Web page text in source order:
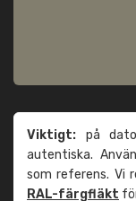
Viktigt: på
autentiska.
som referens. Vi
RAL-färgfläkt